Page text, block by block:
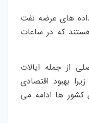
های عرضه نفت
هستند که در ساعات
از جمله ایالات
بهبود اقتصادی
کشور ها ادامه می